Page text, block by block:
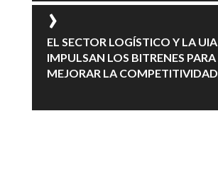
EL SECTOR LOGÍSTICO Y LA UIA
IMPULSAN LOS BITRENES PARA
MEJORAR LA COMPETITIVIDAD